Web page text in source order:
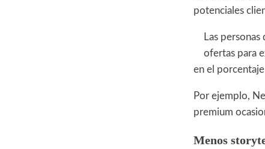
potenciales
Las
ofertas para
en el
Por ejemplo,
premium
Menos